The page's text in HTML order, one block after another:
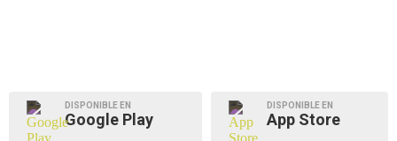
DISPONIBLE EN
Google Play
DISPONIBLE EN
App Store